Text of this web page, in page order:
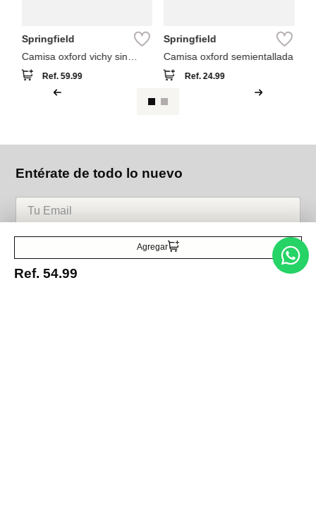
Agregar
Ref. 54.99
Springfield
Camisa oxford vichy sin
arrugas
Ref.59.99
Springfield
Camisa oxford semientallada
Ref.24.99
Entérate de todo lo nuevo
Acepto la política de tratamiento de datos personales Suscribirse
Acerca de nosotros